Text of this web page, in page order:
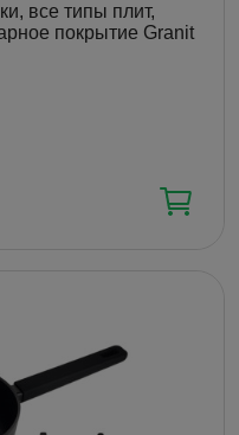
все типы плит,
покрытие Granit